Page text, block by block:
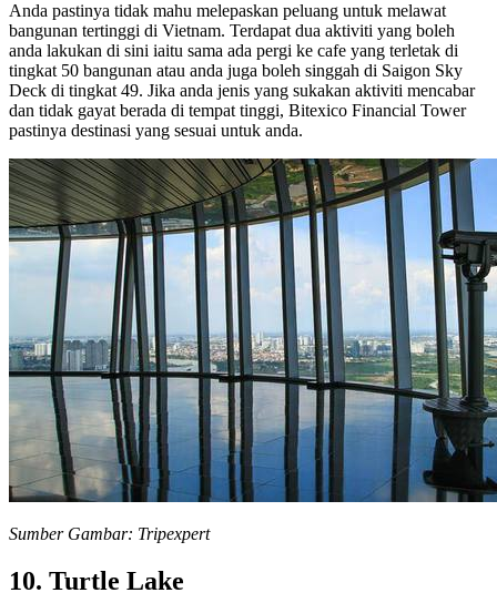
Anda pastinya tidak mahu melepaskan peluang untuk melawat
bangunan tertinggi di Vietnam. Terdapat dua aktiviti yang boleh
anda lakukan di sini iaitu sama ada pergi ke cafe yang terletak di
tingkat 50 bangunan atau anda juga boleh singgah di Saigon Sky
Deck di tingkat 49. Jika anda jenis yang sukakan aktiviti mencabar
dan tidak gayat berada di tempat tinggi, Bitexico Financial Tower
pastinya destinasi yang sesuai untuk anda.
Sumber Gambar: Tripexpert
10. Turtle Lake